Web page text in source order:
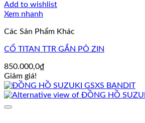
Add to wishlist
Xem nhanh
Các Sản Phẩm Khác
CỔ TITAN TTR GẮN PÔ ZIN
850.000,0₫
Giảm giá!